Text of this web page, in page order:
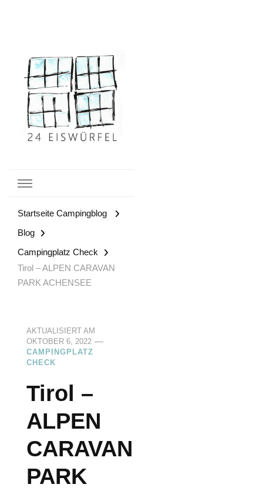
Eiswürfel
Startseite Campingblog
Blog
Campingplatz Check
Tirol – ALPEN CARAVAN
PARK ACHENSEE
AKTUALISIERT AM
OKTOBER 6, 2022
CAMPINGPLATZ
CHECK
Tirol –
ALPEN
CARAVAN
PARK